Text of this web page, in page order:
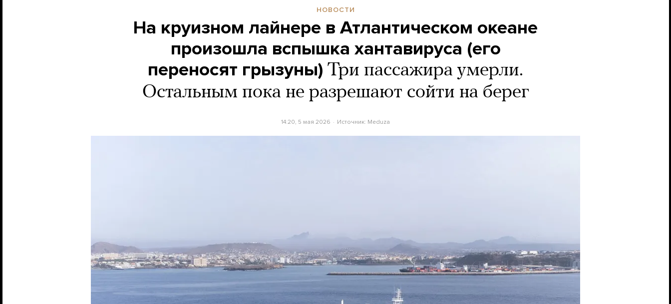
НОВОСТИ
На круизном лайнере в Атлантическом океане
произошла вспышка хантавируса (его
переносят грызуны) Три пассажира умерли.
Остальным пока не разрешают сойти на берег
14:20, 5 мая 2026 Источник: Meduza